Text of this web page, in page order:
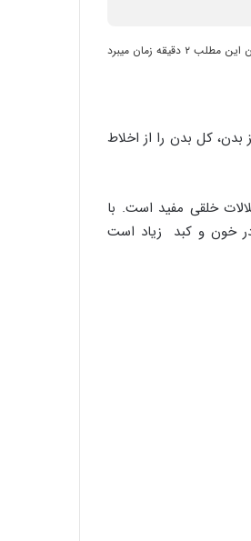
۲ دقیقه زمان میبرد
کل بدن را از اخلاط
خلقی مفید است. با
در خون و کبد زیاد است